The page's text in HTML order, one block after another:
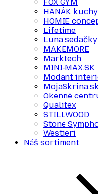
FOX GYM
HANÁK
HOMIE
Lifetime
Luna sedačky
MAKEMORE
Marktech
MINI-MAX.SK
Modant
Okenné
Qualitex
STILLWOOD
Stone
Westieri
Náš sortiment